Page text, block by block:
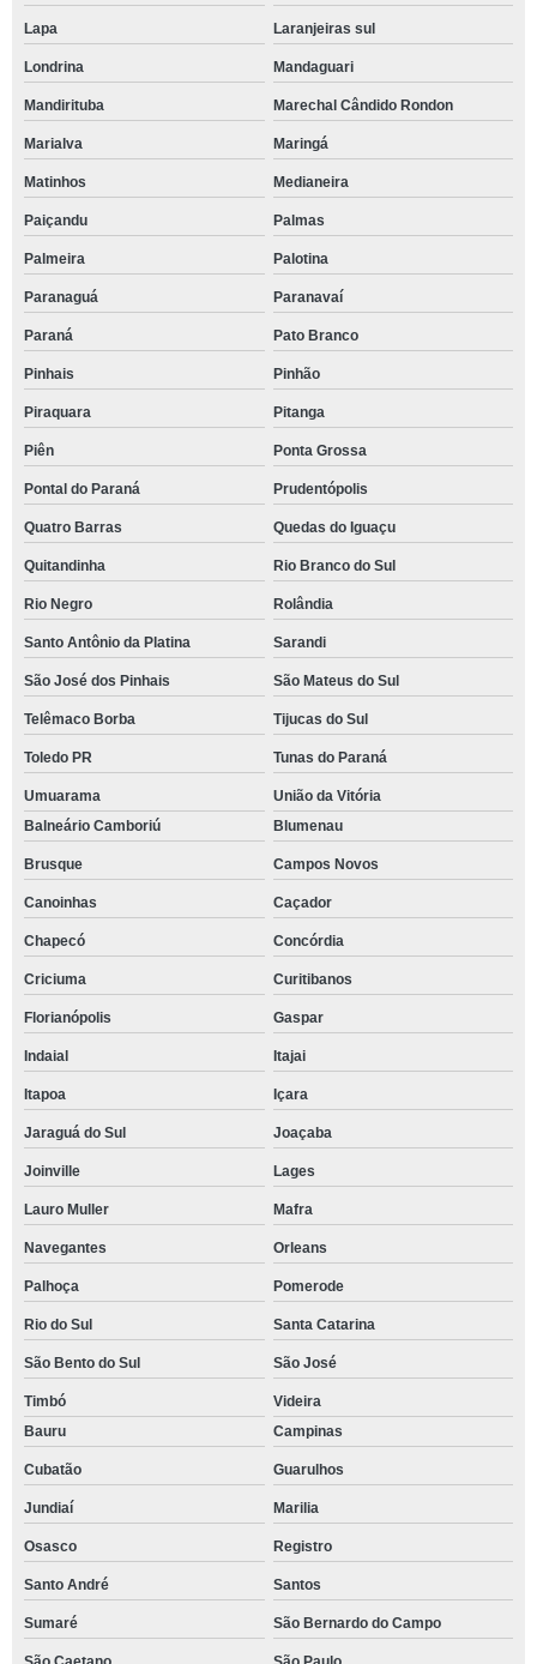
Lapa Laranjeiras sul
Londrina Mandaguari
Mandirituba Marechal Cândido Rondon
Marialva Maringá
Matinhos Medianeira
Paiçandu Palmas
Palmeira Palotina
Paranaguá Paranavaí
Paraná Pato Branco
Pinhais Pinhão
Piraquara Pitanga
Piên Ponta Grossa
Pontal do Paraná Prudentópolis
Quatro Barras Quedas do Iguaçu
Quitandinha Rio Branco do Sul
Rio Negro Rolândia
Santo Antônio da Platina Sarandi
São José dos Pinhais São Mateus do Sul
Telêmaco Borba Tijucas do Sul
Toledo PR Tunas do Paraná
Umuarama
União da Vitória
Balneário Camboriú
Blumenau
Brusque Campos Novos
Canoinhas Caçador
Chapecó Concórdia
Criciuma Curitibanos
Florianópolis Gaspar
Indaial Itajai
Itapoa Içara
Jaraguá do Sul Joaçaba
Joinville Lages
Lauro Muller Mafra
Navegantes Orleans
Palhoça Pomerode
Rio do Sul Santa Catarina
São Bento do Sul São José
Timbó
Videira
Bauru
Campinas
Cubatão Guarulhos
Jundiaí Marilia
Osasco Registro
Santo André Santos
Sumaré São Bernardo do Campo